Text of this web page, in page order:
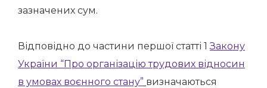
зазначених сум.
Відповідно до частини першої статті 1Закону
України “Про організацію трудових відносин
в умовах воєнного стану” визначаються